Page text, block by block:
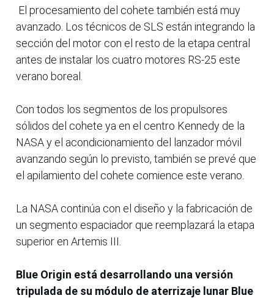
El procesamiento del cohete también está muy
avanzado. Los técnicos de SLS están integrando la
sección del motor con el resto de la etapa central
antes de instalar los cuatro motores RS-25 este
verano boreal.
Con todos los segmentos de los propulsores
sólidos del cohete ya en el centro Kennedy de la
NASA y el acondicionamiento del lanzador móvil
avanzando según lo previsto, también se prevé que
el apilamiento del cohete comience este verano.
La NASA continúa con el diseño y la fabricación de
un segmento espaciador que reemplazará la etapa
superior en Artemis III.
Blue Origin está desarrollando una versión
tripulada de su módulo de aterrizaje lunar Blue